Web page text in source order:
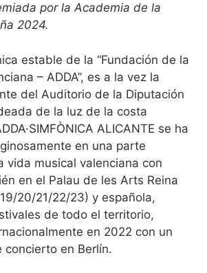
por la Academia de la
2024.
estable de la “Fundación de la
– ADDA”, es a la vez la
del Auditorio de la Diputación
de la luz de la costa
ALICANTE se ha
en una parte
vida musical valenciana con
en el Palau de les Arts Reina
20/21/22/23) y española,
de todo el territorio,
en 2022 con un
concierto en Berlín.